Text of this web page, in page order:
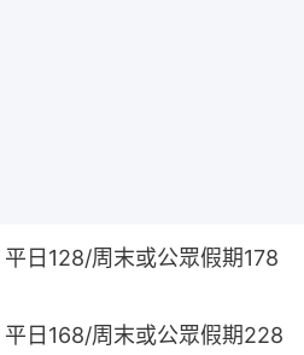
日128/周末或公眾假期178
日168/周末或公眾假期228